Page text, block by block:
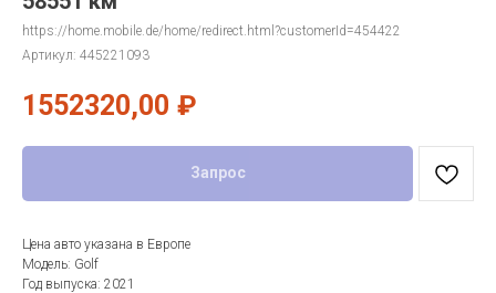
https://home.mobile.de/home/redirect.html?customerId=454422
Артикул: 445221093
1552320,00 ₽
Запрос
Цена авто указана в Европе
Модель: Golf
Год выпуска: 2021